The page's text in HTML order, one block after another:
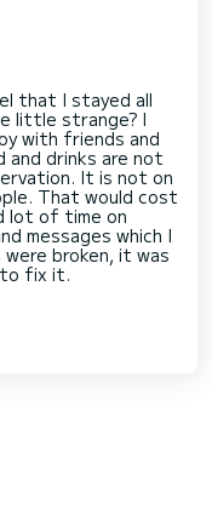
that I stayed all
little strange? I
with friends and
and drinks are not
It is not on
That would cost
lot of time on
messages which I
broken, it was
to fix it.